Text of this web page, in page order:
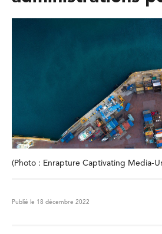
(Photo : Enrapture Captivating Media-
Publié le 18 décembre 2022